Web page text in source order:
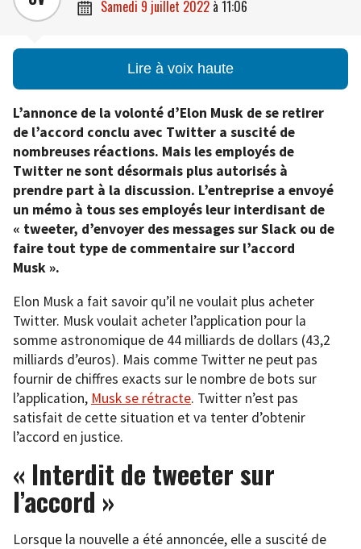
 samedi 9 juillet 2022 à 11:06
Lire à voix haute
L’annonce de la volonté d’Elon Musk de se retirer
de l’accord conclu avec Twitter a suscité de
nombreuses réactions. Mais les employés de
Twitter ne sont désormais plus autorisés à
prendre part à la discussion. L’entreprise a envoyé
un mémo à tous ses employés leur interdisant de
« tweeter, d’envoyer des messages sur Slack ou de
faire tout type de commentaire sur l’accord
Musk ».
Elon Musk a fait savoir qu’il ne voulait plus acheter
Twitter. Musk voulait acheter l’application pour la
somme astronomique de 44 milliards de dollars (43,2
milliards d’euros). Mais comme Twitter ne peut pas
fournir de chiffres exacts sur le nombre de bots sur
l’application, Musk se rétracte. Twitter n’est pas
satisfait de cette situation et va tenter d’obtenir
l’accord en justice.
« Interdit de tweeter sur
l’accord »
Lorsque la nouvelle a été annoncée, elle a suscité de